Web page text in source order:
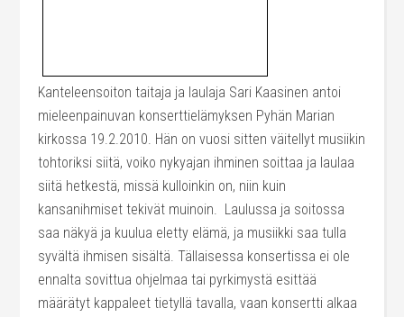
Kanteleensoiton taitaja ja laulaja Sari Kaasinen antoi
mieleenpainuvan konserttielämyksen Pyhän Marian
kirkossa 19.2.2010. Hän on vuosi sitten väitellyt musiikin
tohtoriksi siitä, voiko nykyajan ihminen soittaa ja laulaa
siitä hetkestä, missä kulloinkin on, niin kuin
kansanihmiset tekivät muinoin. Laulussa ja soitossa
saa näkyä ja kuulua eletty elämä, ja musiikki saa tulla
syvältä ihmisen sisältä. Tällaisessa konsertissa ei ole
ennalta sovittua ohjelmaa tai pyrkimystä esittää
määrätyt kappaleet tietyllä tavalla, vaan konsertti alkaa